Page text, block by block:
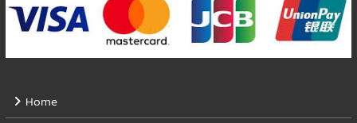
Home